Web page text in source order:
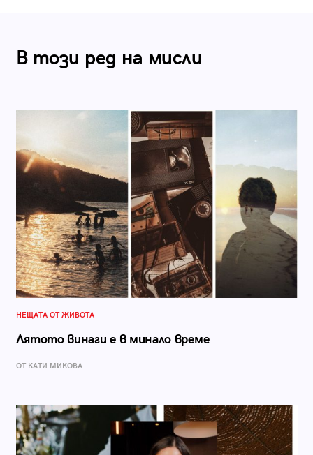
В този ред на мисли
НЕЩАТА ОТ ЖИВОТА
Лятото винаги е в минало време
ОТ КАТИ МИКОВА